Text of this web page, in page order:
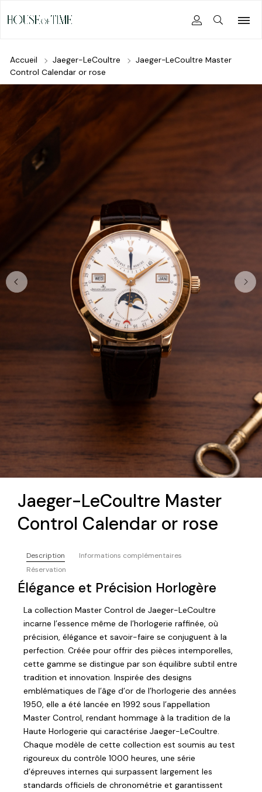
Accueil Jaeger-LeCoultre
Jaeger-LeCoultre Master
Control Calendar or rose
Jaeger-LeCoultre Master
Control Calendar or rose
Description
Informations complémentaires
Réservation
Élégance et Précision Horlogère
La collection Master Control de Jaeger-LeCoultre
incarne l’essence même de l’horlogerie raffinée, où
précision, élégance et savoir-faire se conjuguent à la
perfection. Créée pour offrir des pièces intemporelles,
cette gamme se distingue par son équilibre subtil entre
tradition et innovation. Inspirée des designs
emblématiques de l’âge d’or de l’horlogerie des années
1950, elle a été lancée en 1992 sous l’appellation
Master Control, rendant hommage à la tradition de la
Haute Horlogerie qui caractérise Jaeger-LeCoultre.
Chaque modèle de cette collection est soumis au test
rigoureux du contrôle 1000 heures, une série
d’épreuves internes qui surpassent largement les
standards officiels de chronométrie et garantissent